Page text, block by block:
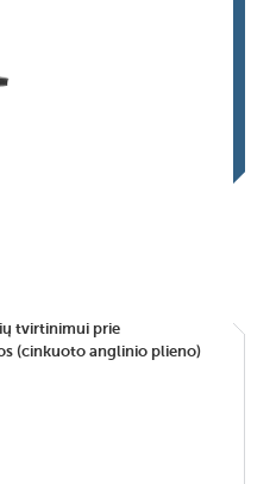
tvirtinimui prie
(cinkuoto anglinio plieno)